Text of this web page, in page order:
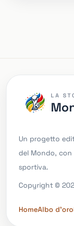
LA
Un progetto
del Mondo,
sportiva.
Copyright ©
HomeAlbo d'oro